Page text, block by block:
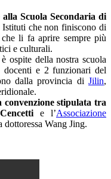
Scuola Secondaria di
Istituti che non finiscono di
li fa aprire sempre più
e culturali.
ospite della nostra scuola
e 2 funzionari del
dalla provincia di Jilin,
stipulata tra
e l’Associazione
dottoressa Wang Jing.